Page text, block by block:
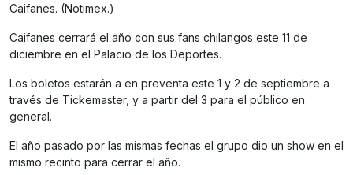
Caifanes. (Notimex.)
Caifanes cerrará el año con sus fans chilangos este 11 de
diciembre en el Palacio de los Deportes.
Los boletos estarán a en preventa este 1 y 2 de septiembre a
través de Tickemaster, y a partir del 3 para el público en
general.
El año pasado por las mismas fechas el grupo dio un show en el
mismo recinto para cerrar el año.